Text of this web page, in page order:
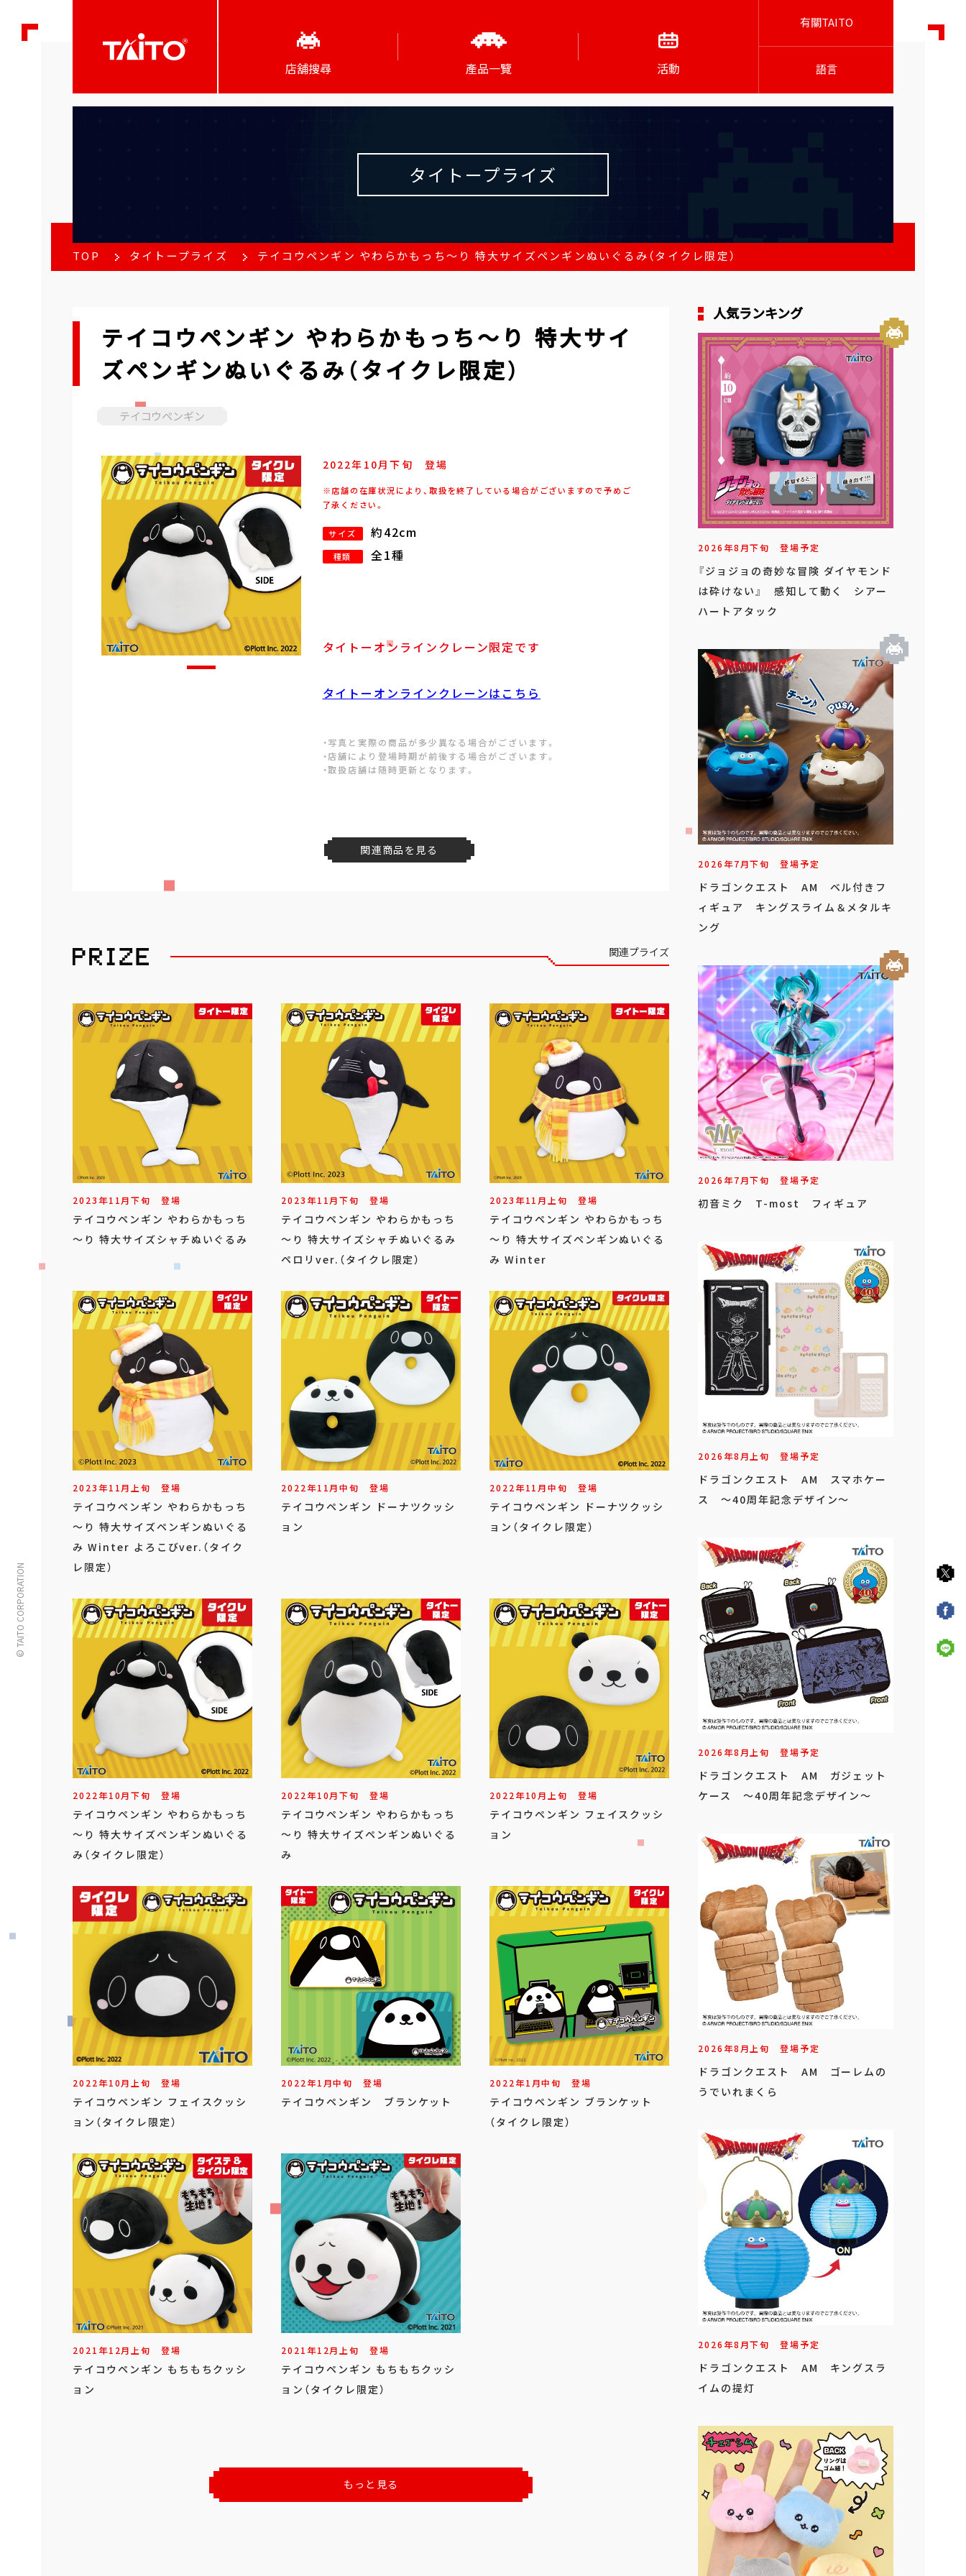
店舖搜尋 產品一覽 活動
有關TAITO
語言
© TAITO CORPORATION
タイトープライズ
TOP タイトープライズ テイコウペンギン やわらかもっち～り 特大サイズペンギンぬいぐるみ（タイクレ限定）
テイコウペンギン やわらかもっち～り 特大サイ
ズペンギンぬいぐるみ（タイクレ限定）
テイコウペンギン
2022年 10月下旬 登場
※店舗の在庫状況により、取扱を終了している場合がございますので予めご
了承ください。
サイズ 約42cm
種類 全1種
タイトーオンラインクレーン限定です
タイトーオンラインクレーンはこちら
・写真と実際の商品が多少異なる場合がございます。
・店舗により登場時期が前後する場合がございます。
・取扱店舗は随時更新となります。
関連商品を見る
関連プライズ
2023年11月下旬 登場
テイコウペンギン やわらかもっち
～り 特大サイズシャチぬいぐるみ
2023年11月下旬 登場
テイコウペンギン やわらかもっち
～り 特大サイズシャチぬいぐるみ
ペロリver.（タイクレ限定）
2023年11月上旬 登場
テイコウペンギン やわらかもっち
～り 特大サイズペンギンぬいぐる
み Winter
2023年11月上旬 登場
テイコウペンギン やわらかもっち
～り 特大サイズペンギンぬいぐる
み Winter よろこびver.（タイク
レ限定）
2022年11月中旬 登場
テイコウペンギン ドーナツクッシ
ョン
2022年11月中旬 登場
テイコウペンギン ドーナツクッシ
ョン（タイクレ限定）
2022年10月下旬 登場
テイコウペンギン やわらかもっち
～り 特大サイズペンギンぬいぐる
み（タイクレ限定）
2022年10月下旬 登場
テイコウペンギン やわらかもっち
～り 特大サイズペンギンぬいぐる
み
2022年10月上旬 登場
テイコウペンギン フェイスクッシ
ョン
2022年10月上旬 登場
テイコウペンギン フェイスクッシ
ョン（タイクレ限定）
2022年1月中旬 登場
テイコウペンギン ブランケット
2022年1月中旬 登場
テイコウペンギン ブランケット
（タイクレ限定）
2021年12月上旬 登場
テイコウペンギン もちもちクッシ
ョン
2021年12月上旬 登場
テイコウペンギン もちもちクッシ
ョン（タイクレ限定）
もっと見る
人気ランキング
2026年8月下旬 登場予定
『ジョジョの奇妙な冒険 ダイヤモンド
は砕けない』 感知して動く シアー
ハートアタック
2026年7月下旬 登場予定
ドラゴンクエスト AM ベル付きフ
ィギュア キングスライム＆メタルキ
ング
2026年7月下旬 登場予定
初音ミク T-most フィギュア
2026年8月上旬 登場予定
ドラゴンクエスト AM スマホケー
ス ～40周年記念デザイン～
2026年8月上旬 登場予定
ドラゴンクエスト AM ガジェット
ケース ～40周年記念デザイン～
2026年8月上旬 登場予定
ドラゴンクエスト AM ゴーレムの
うでいれまくら
2026年8月下旬 登場予定
ドラゴンクエスト AM キングスラ
イムの提灯